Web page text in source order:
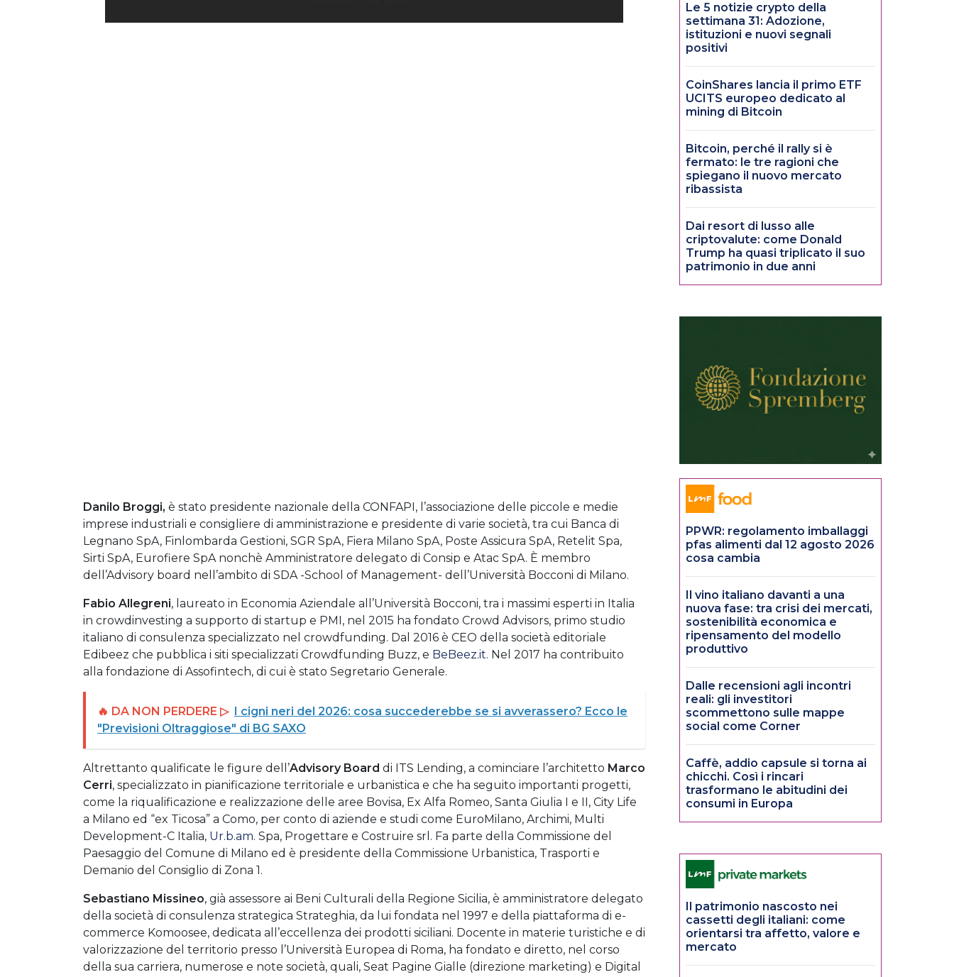
Danilo Broggi, è stato presidente nazionale della CONFAPI, l’associazione delle piccole e medie
imprese industriali e consigliere di amministrazione e presidente di varie società, tra cui Banca di
Legnano SpA, Finlombarda Gestioni, SGR SpA, Fiera Milano SpA, Poste Assicura SpA, Retelit Spa,
Sirti SpA, Eurofiere SpA nonchè Amministratore delegato di Consip e Atac SpA. È membro
dell’Advisory board nell’ambito di SDA -School of Management- dell’Università Bocconi di Milano.
Fabio Allegreni, laureato in Economia Aziendale all’Università Bocconi, tra i massimi esperti in Italia
in crowdinvesting a supporto di startup e PMI, nel 2015 ha fondato Crowd Advisors, primo studio
italiano di consulenza specializzato nel crowdfunding. Dal 2016 è CEO della società editoriale
Edibeez che pubblica i siti specializzati Crowdfunding Buzz, e BeBeez.it. Nel 2017 ha contribuito
alla fondazione di Assofintech, di cui è stato Segretario Generale.
🔥 DA NON PERDERE ▷ I cigni neri del 2026: cosa succederebbe se si avverassero? Ecco le
"Previsioni Oltraggiose" di BG SAXO
Altrettanto qualificate le figure dell’Advisory Board di ITS Lending, a cominciare l’architetto Marco
Cerri, specializzato in pianificazione territoriale e urbanistica e che ha seguito importanti progetti,
come la riqualificazione e realizzazione delle aree Bovisa, Ex Alfa Romeo, Santa Giulia I e II, City Life
a Milano ed “ex Ticosa” a Como, per conto di aziende e studi come EuroMilano, Archimi, Multi
Development-C Italia, Ur.b.am. Spa, Progettare e Costruire srl. Fa parte della Commissione del
Paesaggio del Comune di Milano ed è presidente della Commissione Urbanistica, Trasporti e
Demanio del Consi­glio di Zona 1.
Sebastiano Missineo, già assessore ai Beni Culturali della Regione Sicilia, è amministratore delegato
della società di consulenza strategica Strateghia, da lui fondata nel 1997 e della piattaforma di e-
commerce Komoosee, dedicata all’eccellenza dei prodotti siciliani. Docente in materie turistiche e di
valorizzazione del territorio presso l’Università Europea di Roma, ha fondato e diretto, nel corso
della sua carriera, numerose e note società, quali, Seat Pagine Gialle (direzione marketing) e Digital
Le 5 notizie crypto della
settimana 31: Adozione,
istituzioni e nuovi segnali
positivi
CoinShares lancia il primo ETF
UCITS europeo dedicato al
mining di Bitcoin
Bitcoin, perché il rally si è
fermato: le tre ragioni che
spiegano il nuovo mercato
ribassista
Dai resort di lusso alle
criptovalute: come Donald
Trump ha quasi triplicato il suo
patrimonio in due anni
PPWR: regolamento imballaggi
pfas alimenti dal 12 agosto 2026
cosa cambia
Il vino italiano davanti a una
nuova fase: tra crisi dei mercati,
sostenibilità economica e
ripensamento del modello
produttivo
Dalle recensioni agli incontri
reali: gli investitori
scommettono sulle mappe
social come Corner
Caffè, addio capsule si torna ai
chicchi. Così i rincari
trasformano le abitudini dei
consumi in Europa
Il patrimonio nascosto nei
cassetti degli italiani: come
orientarsi tra affetto, valore e
mercato